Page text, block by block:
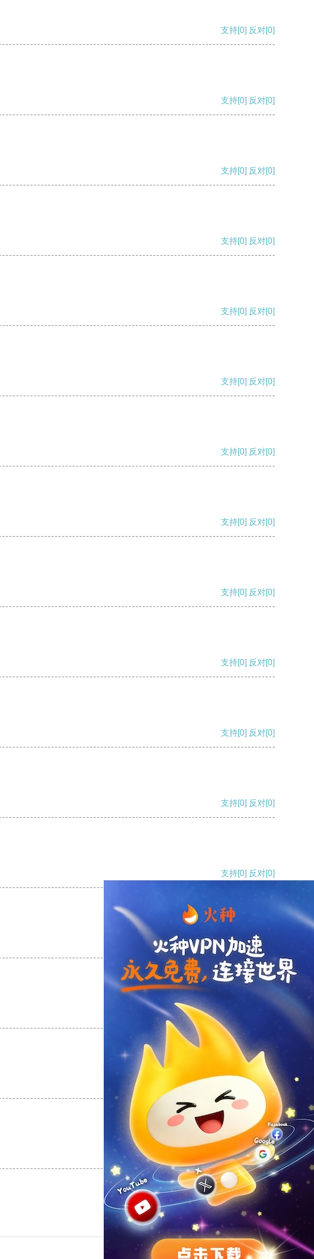
支持[0] 反对[0]
支持[0] 反对[0]
支持[0] 反对[0]
支持[0] 反对[0]
支持[0] 反对[0]
支持[0] 反对[0]
支持[0] 反对[0]
支持[0] 反对[0]
支持[0] 反对[0]
支持[0] 反对[0]
支持[0] 反对[0]
支持[0] 反对[0]
支持[0] 反对[0]
支持[0] 反对
支持
反对 [0]
支持[0] 反对[0]